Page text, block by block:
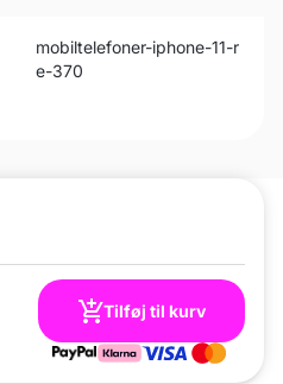
Tilføj til kurv
mobiltelefoner-iphone-11-r
e-370